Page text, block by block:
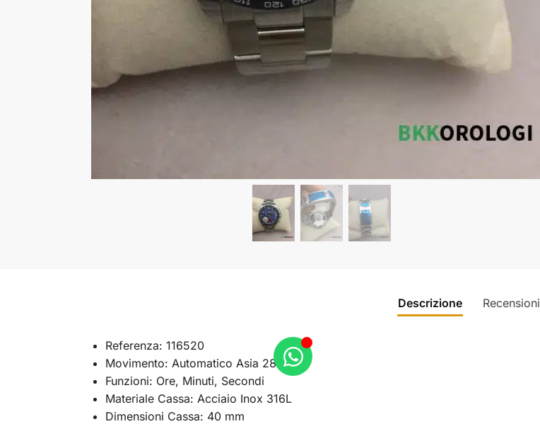
Descrizione Recensioni
Referenza: 116520
Movimento: Automatico Asia 2813
Funzioni: Ore, Minuti, Secondi
Materiale Cassa: Acciaio Inox 316L
Dimensioni Cassa: 40 mm